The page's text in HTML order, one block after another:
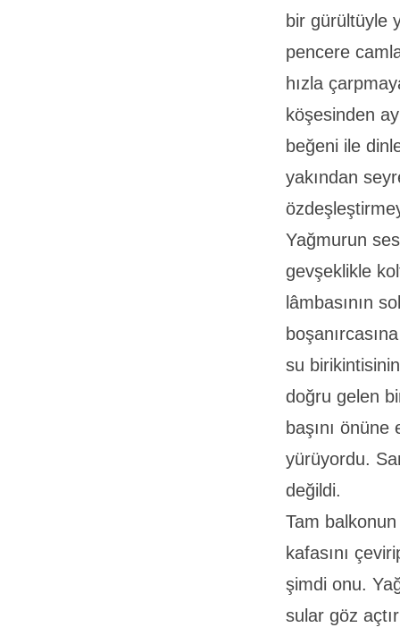
bir gürültüyle
pencere
hızla
köşesinden
beğeni ile
yakından
Yağmurun
gevşeklikle
lâmbasının
su
doğru gelen
başını
yürüyordu.
değildi.
Tam
kafasını
şimdi onu.
sular göz